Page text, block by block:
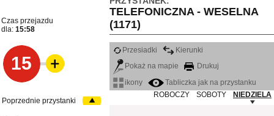
TELEFONICZNA - WESELNA
(1171)
Czas przejazdu
dla: 15:58
15
Przesiadki
Kierunki
Pokaż na mapie
Drukuj
ikony
Tabliczka jak na przystanku
ROBOCZY
SOBOTY NIEDZIELA
Poprzednie przystanki